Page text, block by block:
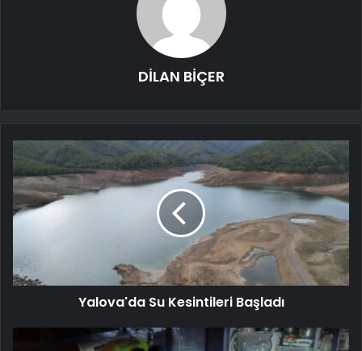
DİLAN BİÇER
Yalova'da Su Kesintileri Başladı